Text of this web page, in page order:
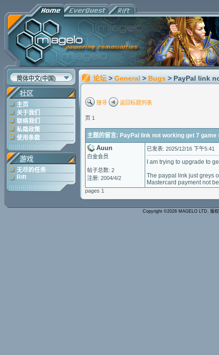
简体中文(中国)
社区
主页
关于我们
联络我们
私隐政策
使用条款
游戏
无尽的任务
Rift
论坛 > General > Bugs > PayPal link
搜寻 返回标题列表
页 1
主题的留言: PayPal link not working get 7 game
Auun
白金会员
帖子总数: 2
注册: 2004/4/2
已发表: 2025/12/16 下午5:41
I am trying to upgrade to
The paypal link just greys
Mastercard payment not
pages 1
Copyright ©2026 MAGELO LTD. 版